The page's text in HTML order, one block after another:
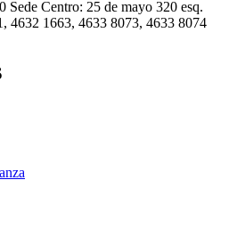
Sede Centro: 25 de mayo 320 esq.
4632 1663, 4633 8073, 4633 8074